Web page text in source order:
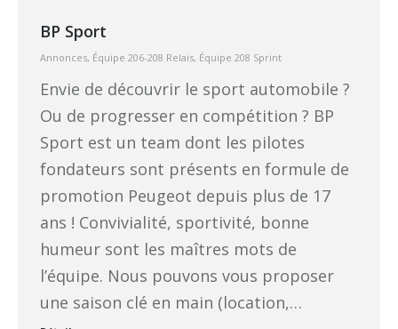
BP Sport
Annonces, Équipe 206-208 Relais, Équipe 208 Sprint
Envie de découvrir le sport automobile ?
Ou de progresser en compétition ? BP
Sport est un team dont les pilotes
fondateurs sont présents en formule de
promotion Peugeot depuis plus de 17
ans ! Convivialité, sportivité, bonne
humeur sont les maîtres mots de
l’équipe. Nous pouvons vous proposer
une saison clé en main (location,…